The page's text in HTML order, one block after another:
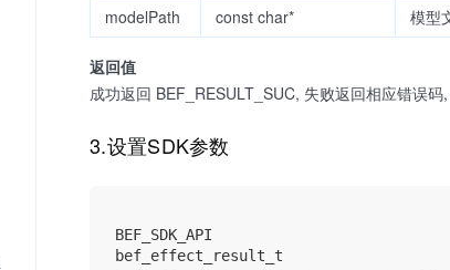
modelPath
const char* 模型
返回值
成功返回 BEF_RESULT_SUC, 失败返回相应错误
3.设置SDK参数
BEF_SDK_API
bef_effect_result_t